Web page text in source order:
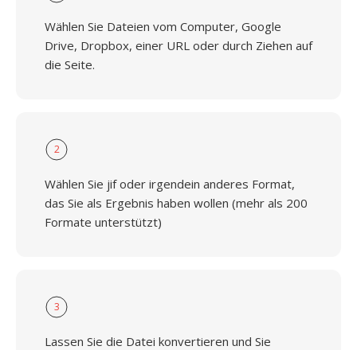
Wählen Sie Dateien vom Computer, Google
Drive, Dropbox, einer URL oder durch Ziehen auf
die Seite.
2
Wählen Sie jif oder irgendein anderes Format,
das Sie als Ergebnis haben wollen (mehr als 200
Formate unterstützt)
3
Lassen Sie die Datei konvertieren und Sie